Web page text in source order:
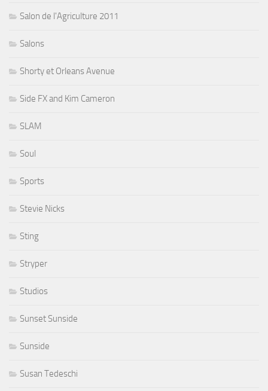
Salon de l'Agriculture 2011
Salons
Shorty et Orleans Avenue
Side FX and Kim Cameron
SLAM
Soul
Sports
Stevie Nicks
Sting
Stryper
Studios
Sunset Sunside
Sunside
Susan Tedeschi